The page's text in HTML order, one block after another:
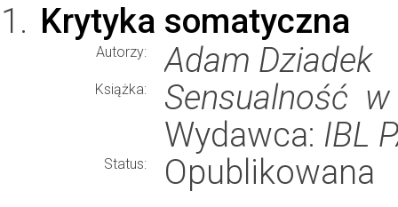
Krytyka somatyczna
Autorzy: Adam Dziadek
Książka:
Sensualność
Wydawca: IBL
Status:
Opublikowana